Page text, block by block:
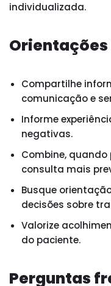
individualizada.
Compartilhe
comunicação e
Informe
negativas.
Combine,
consulta mais
Busque
decisões sobre
Valorize
do paciente.
Perguntas